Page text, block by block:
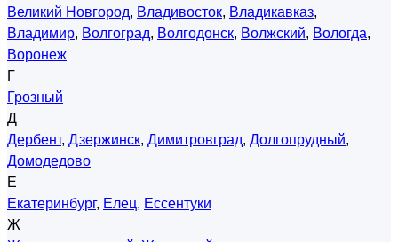
Великий Новгород, Владивосток, Владикавказ,
Владимир, Волгоград, Волгодонск, Волжский, Вологда,
Воронеж
Г
Грозный
Д
Дербент, Дзержинск, Димитровград, Долгопрудный,
Домодедово
Е
Екатеринбург, Елец, Ессентуки
Ж